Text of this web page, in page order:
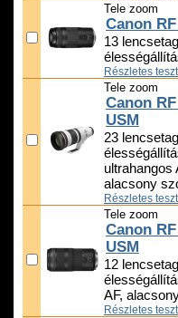
Tele zoom
Canon
13
Részletes teszt
Tele zoom
Canon
USM
23
ultrahangos
alacsony
Részletes teszt
Tele zoom
Canon
USM
12
AF,
Részletes teszt